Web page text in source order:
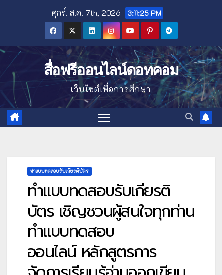
ศุกร์. ส.ค. 7th, 2026 3:11:27 PM
สื่อฟรีออนไลน์ดอทคอม
เว็บไซต์เพื่อการศึกษา
ทำแบบทดสอบรับเกียรติบัตร
ทำแบบทดสอบรับเกียรติ
บัตร เชิญชวนผู้สนใจทุกท่าน
ทำแบบทดสอบ
ออนไลน์ หลักสูตรการ